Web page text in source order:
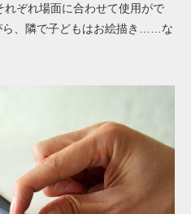
ぞれ場面に合わせて使用がで
ら、隣で子どもはお絵描き……な